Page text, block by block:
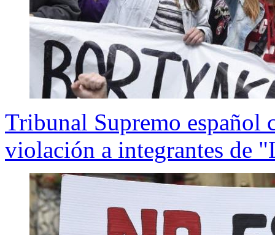
Tribunal Supremo español
violación a integrantes de